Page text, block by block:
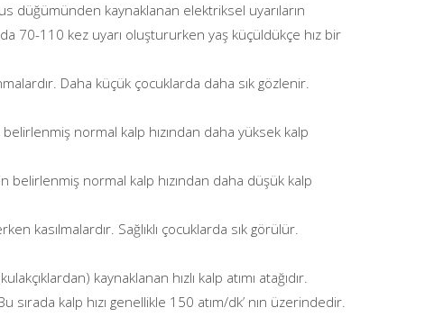
düğümünden kaynaklanan elektriksel uyarıların
70-110 kez uyarı oluştururken yaş küçüldükçe hız bir
Daha küçük çocuklarda daha sık gözlenir.
normal kalp hızından daha yüksek kalp
belirlenmiş normal kalp hızından daha düşük kalp
kasılmalardır. Sağlıklı çocuklarda sık görülür.
kaynaklanan hızlı kalp atımı atağıdır.
kalp hızı genellikle 150 atım/dk’ nın üzerindedir.